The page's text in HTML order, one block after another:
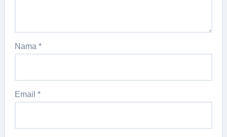
Nama*
Email*